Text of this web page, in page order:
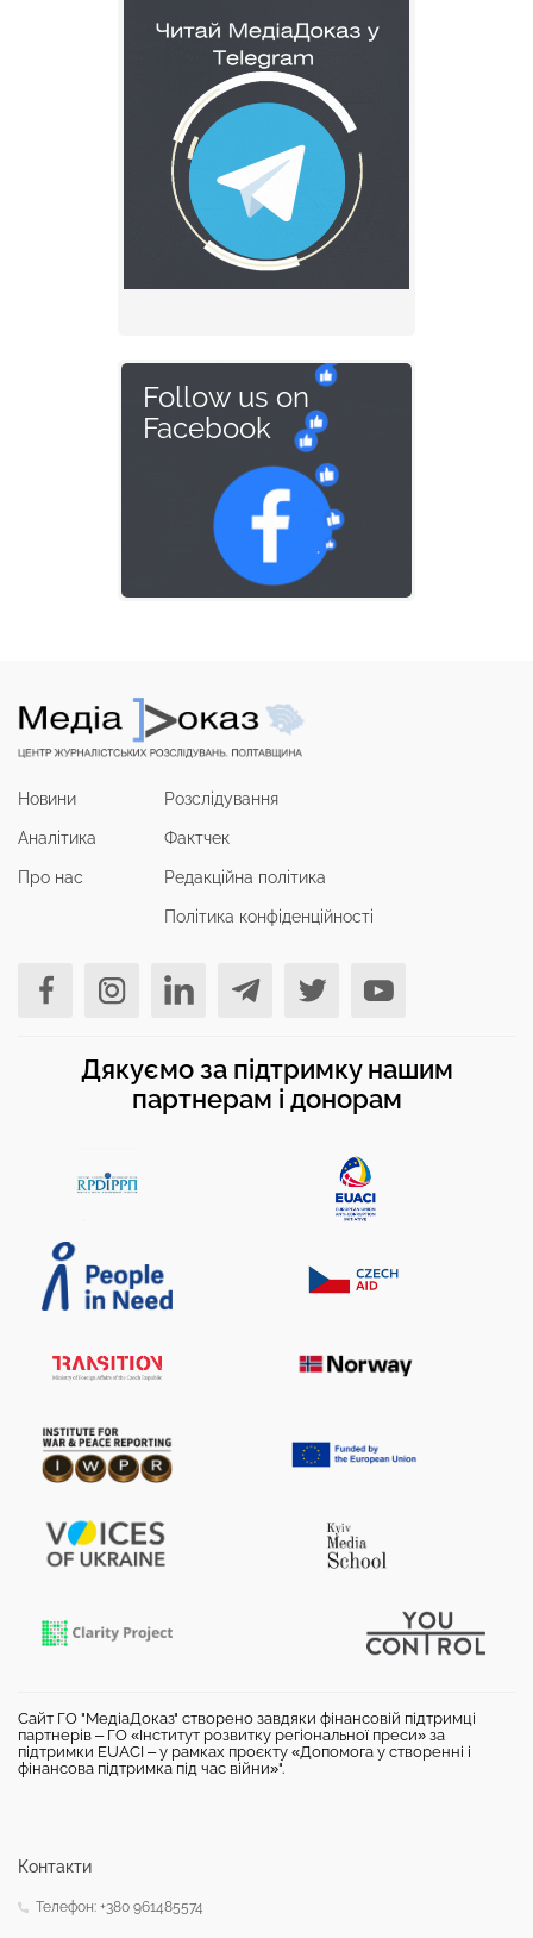
Follow us on
Facebook
Новини
Аналітика
Про нас
Розслідування
Фактчек
Редакційна політика
Політика конфіденційності
Дякуємо за підтримку нашим
партнерам і донорам
Сайт ГО "МедіаДоказ" створено завдяки фінансовій підтримці
партнерів – ГО «Інститут розвитку регіональної преси» за
підтримки EUACI – у рамках проєкту «Допомога у створенні і
фінансова підтримка під час війни»".
Контакти
Телефон: +380 961485574